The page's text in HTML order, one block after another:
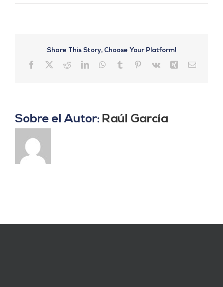
UNIDAD
FOTOVOLTAICOS
Share This Story, Choose Your Platform!
Facebook RedditLinkedInWhatsApp
Tumblr Pinterest
Vk Xing Correo
Sobre el Autor: Raúl García